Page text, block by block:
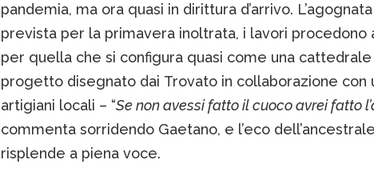
pandemia, ma ora quasi in dirittura d’arrivo.
prevista per la primavera inoltrata, i lavori procedono
per quella che si configura quasi come una
progetto disegnato dai Trovato in collaborazione con
artigiani locali – “Se non avessi fatto il cuoco avrei fatto
commenta sorridendo Gaetano, e l’eco
risplende a piena voce.